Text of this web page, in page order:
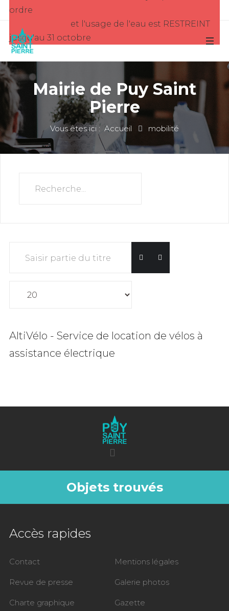
ordre
et l'usage de l'eau est RESTREINT
jusqu'au 31 octobre
Mairie de Puy Saint
Pierre
Vous êtes ici :Accueil mobilité
AltiVélo - Service de location de vélos à
assistance électrique
Objets trouvés
Accès rapides
Contact Mentions légales
Revue de presse Galerie photos
Charte graphique Gazette